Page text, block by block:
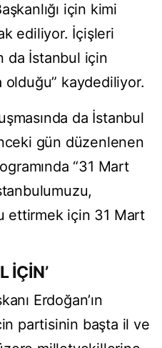
için kimi
ediliyor. İçişleri
da İstanbul için
olduğu” kaydediliyor.
da İstanbul
gün düzenlenen
“31 Mart
ettirmek için 31 Mart
İÇİN’
Erdoğan’ın
partisinin başta il ve